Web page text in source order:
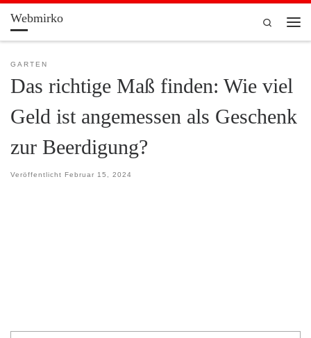
Zum Inhalt springen
Webmirko
Search
GARTEN
Das richtige Maß finden: Wie viel
Geld ist angemessen als Geschenk
zur Beerdigung?
Veröffentlicht Februar 15, 2024